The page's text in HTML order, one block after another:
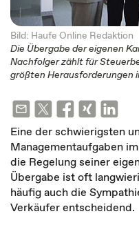
Bild: Haufe Online Redaktion
Die Übergabe der eigenen
Nachfolger zählt für
größten Herausforderungen
Eine der schwierigsten
Managementaufgaben
die Regelung seiner
Übergabe ist oft
häufig auch die
Verkäufer entscheidend.